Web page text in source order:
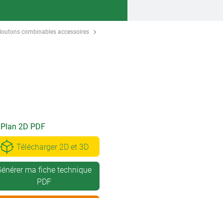
combinables accessoires
Plan 2D PDF
Télécharger 2D et 3D
ma fiche technique
PDF